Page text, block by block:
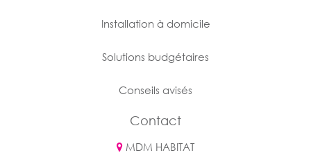
Installation à domicile
Solutions budgétaires
Conseils avisés
Contact
MDM HABITAT